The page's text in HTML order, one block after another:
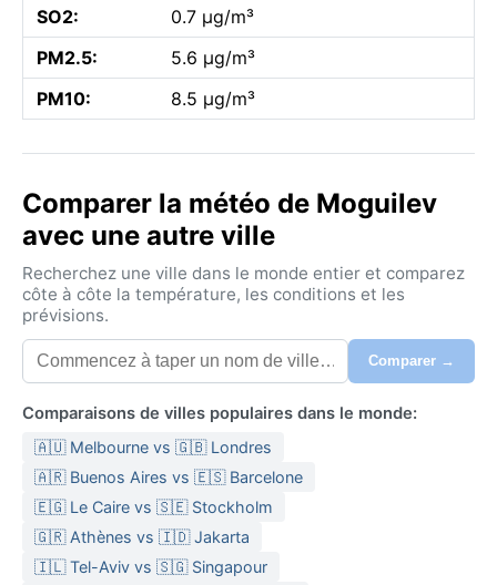
SO2:
0.7 µg/m³
PM2.5:
5.6 µg/m³
PM10:
8.5 µg/m³
Comparer la météo de Moguilev
avec une autre ville
Recherchez une ville dans le monde entier et comparez
côte à côte la température, les conditions et les
prévisions.
Comparer →
Comparaisons de villes populaires dans le monde:
🇦🇺 Melbourne vs 🇬🇧 Londres
🇦🇷 Buenos Aires vs 🇪🇸 Barcelone
🇪🇬 Le Caire vs 🇸🇪 Stockholm
🇬🇷 Athènes vs 🇮🇩 Jakarta
🇮🇱 Tel-Aviv vs 🇸🇬 Singapour